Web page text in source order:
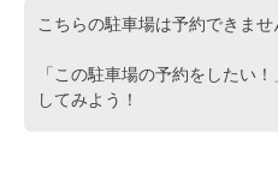
こちらの駐車場は予約できませ
「この駐車場の予約をしたい
してみよう！